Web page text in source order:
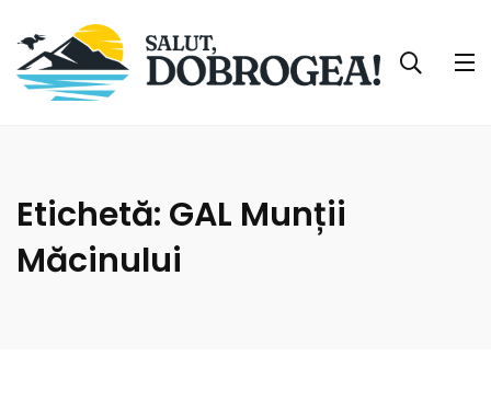
Etichetă: GAL Munții
Măcinului